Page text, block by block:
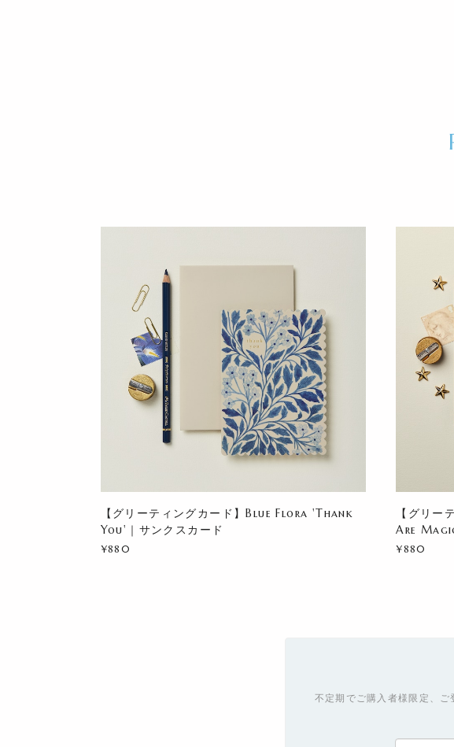
【グリーティングカード】Blue Flora 'Thank
You'｜サンクスカード
¥880
【グリ
Are
¥880
不定期でご購入者様限定、